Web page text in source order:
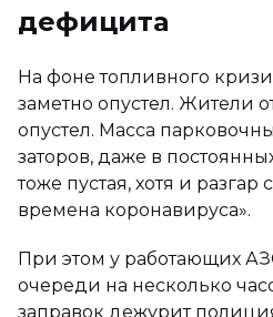
дефицита
На фоне топливного
заметно опустел. Жители
опустел. Масса
заторов, даже в
тоже пустая, хотя и
времена коронавируса».
При этом у работающих
очереди на несколько
заправок дежурит